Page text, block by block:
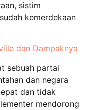
sistim
kemerdekaan
dan Dampaknya
sebuah partai
dan negara
dan tidak
mendorong